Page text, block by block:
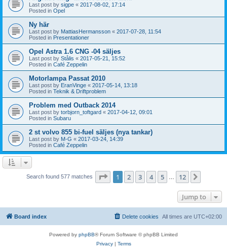
Last post by sigpe « 2017-08-02, 17:14
Posted in Opel
Ny här
Last post by MattiasHermansson « 2017-07-28, 11:54
Posted in Presentationer
Opel Astra 1.6 CNG -04 säljes
Last post by Stålis « 2017-05-21, 15:52
Posted in Café Zeppelin
Motorlampa Passat 2010
Last post by EranVinge « 2017-05-14, 13:18
Posted in Teknik & Driftproblem
Problem med Outback 2014
Last post by torbjorn_toftgard « 2017-04-12, 09:01
Posted in Subaru
2 st volvo 855 bi-fuel säljes (nya tankar)
Last post by M-G « 2017-03-24, 14:39
Posted in Café Zeppelin
Search found 577 matches Page 1of 12
1 2 3 4 5 12
Jump to
Board index All times are UTC+02:00
Delete cookies
Powered by phpBB® Forum Software © phpBB Limited
Privacy| Terms